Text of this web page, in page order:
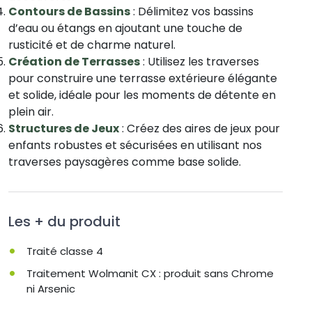
Contours de Bassins: Délimitez vos bassins
d’eau ou étangs en ajoutant une touche de
rusticité et de charme naturel.
Création de Terrasses: Utilisez les traverses
pour construire une terrasse extérieure élégante
et solide, idéale pour les moments de détente en
plein air.
Structures de Jeux: Créez des aires de jeux pour
enfants robustes et sécurisées en utilisant nos
traverses paysagères comme base solide.
Les + du produit
Traité classe 4
Traitement Wolmanit CX : produit sans Chrome
ni Arsenic